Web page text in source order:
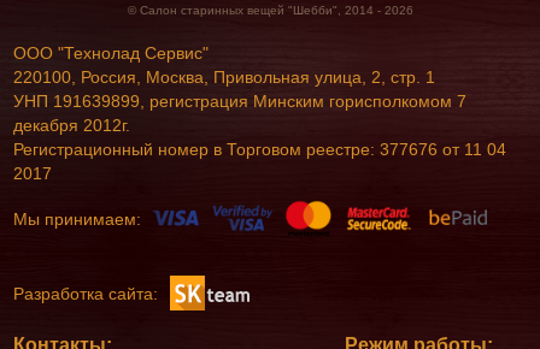
© Салон старинных вещей "Шебби", 2014 - 2026
ООО "Технолад Сервис"
220100, Россия, Москва, Привольная улица, 2, стр. 1
УНП 191639899, регистрация Минским горисполкомом 7
декабря 2012г.
Регистрационный номер в Торговом реестре: 377676 от 11 04
2017
Мы принимаем:
Разработка сайта:
Контакты: Режим работы: